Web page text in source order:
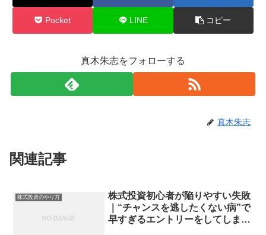
Pocket LINE コピー
真木朱志をフォローする
真木朱志
関連記事
株式投資のやり方
株式投資初心者が陥りやすい失敗
｜“チャンスを逃したくない病”で
早すぎるエントリーをしてしまっ